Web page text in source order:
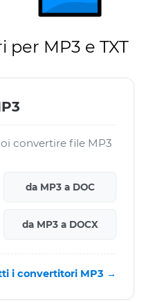
MP3 e TXT
convertire file MP3
da MP3 a DOC
da MP3 a DOCX
i convertitori MP3 →